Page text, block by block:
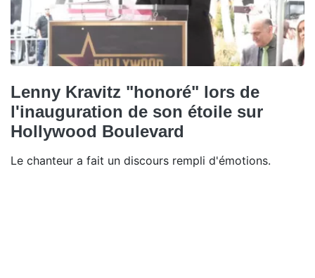
Lenny Kravitz "honoré" lors de
l'inauguration de son étoile sur
Hollywood Boulevard
Le chanteur a fait un discours rempli d'émotions.